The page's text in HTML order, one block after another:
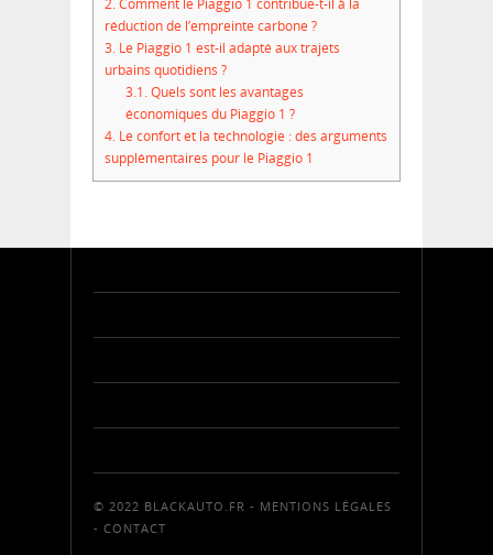
2.Comment le Piaggio 1 contribue-t-il à la
réduction de l’empreinte carbone ?
3. Le Piaggio 1 est-il adapté aux trajets
urbains quotidiens ?
3.1.Quels sont les avantages
économiques du Piaggio 1 ?
4. Le confort et la technologie : des arguments
supplémentaires pour le Piaggio 1
© 2022 BLACKAUTO.FR - MENTIONS LÉGALES
- CONTACT